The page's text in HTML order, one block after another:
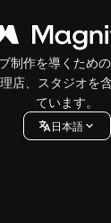
制作を導くため
店、スタジオを
ています。
日本語